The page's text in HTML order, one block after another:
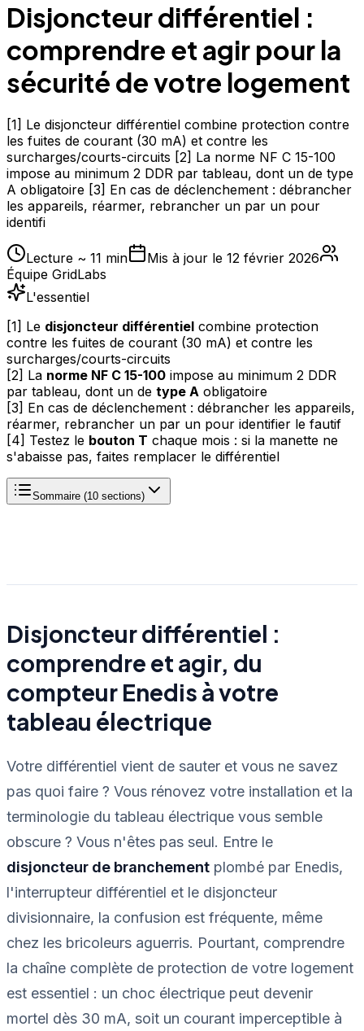
Disjoncteur différentiel :
comprendre et agir pour la
sécurité de votre logement
[1] Le disjoncteur différentiel combine protection contre
les fuites de courant (30 mA) et contre les
surcharges/courts-circuits [2] La norme NF C 15-100
impose au minimum 2 DDR par tableau, dont un de type
A obligatoire [3] En cas de déclenchement : débrancher
les appareils, réarmer, rebrancher un par un pour
identifi
Lecture ~ 11 min Mis à jour le 12 février 2026
Équipe GridLabs
L'essentiel
[1] Le disjoncteur différentiel combine protection
contre les fuites de courant (30 mA) et contre les
surcharges/courts-circuits
[2] La norme NF C 15-100 impose au minimum 2 DDR
par tableau, dont un de type A obligatoire
[3] En cas de déclenchement : débrancher les appareils,
réarmer, rebrancher un par un pour identifier le fautif
[4] Testez le bouton T chaque mois : si la manette ne
s'abaisse pas, faites remplacer le différentiel
Sommaire (10 sections)
Disjoncteur différentiel :
comprendre et agir, du
compteur Enedis à votre
tableau électrique
Votre différentiel vient de sauter et vous ne savez
pas quoi faire ? Vous rénovez votre installation et la
terminologie du tableau électrique vous semble
obscure ? Vous n'êtes pas seul. Entre le
disjoncteur de branchement plombé par Enedis,
l'interrupteur différentiel et le disjoncteur
divisionnaire, la confusion est fréquente, même
chez les bricoleurs aguerris. Pourtant, comprendre
la chaîne complète de protection de votre logement
est essentiel : un choc électrique peut devenir
mortel dès 30 mA, soit un courant imperceptible à